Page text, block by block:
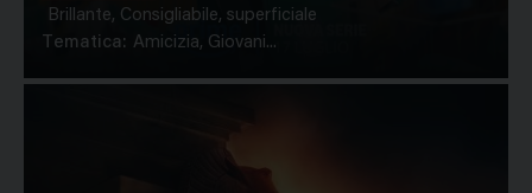
Brillante, Consigliabile, superficiale
Tematica: Amicizia, Giovani...